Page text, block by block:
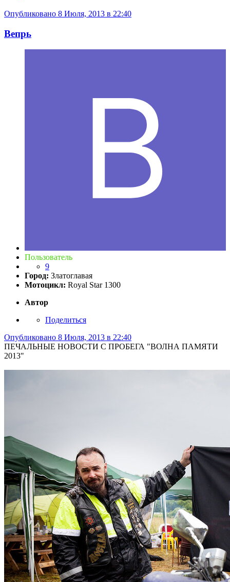
Опубликовано 8 Июля, 2013 в 22:40
Вепрь
Пользователь
9
Город: Златоглавая
Мотоцикл: Royal Star 1300
Автор
Поделиться
Опубликовано 8 Июля, 2013 в 22:40
ПЕЧАЛЬНЫЕ НОВОСТИ С ПРОБЕГА "ВОЛНА ПАМЯТИ
2013"